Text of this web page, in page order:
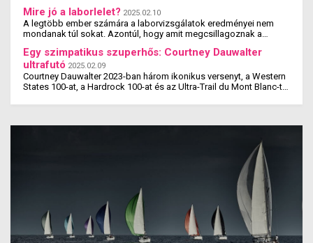
Mire jó a laborlelet? 2025.02.10
A legtöbb ember számára a laborvizsgálatok eredményei nem
mondanak túl sokat. Azontúl, hogy amit megcsillagoznak a
Egy szimpatikus szuperhős: Courtney Dauwalter
ultrafutó 2025.02.09
Courtney Dauwalter 2023-ban három ikonikus versenyt, a Western
States 100-at, a Hardrock 100-at és az Ultra-Trail du Mont Blanc-t